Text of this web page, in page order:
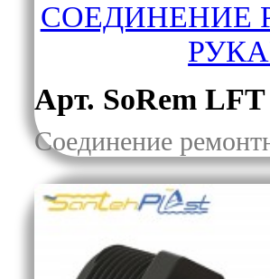
СОЕДИНЕНИЕ
Арт. SoRem LFT
Соединение